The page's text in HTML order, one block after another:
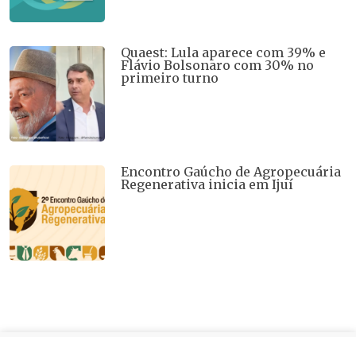
Quaest: Lula aparece com 39% e
Flávio Bolsonaro com 30% no
primeiro turno
Encontro Gaúcho de Agropecuária
Regenerativa inicia em Ijuí